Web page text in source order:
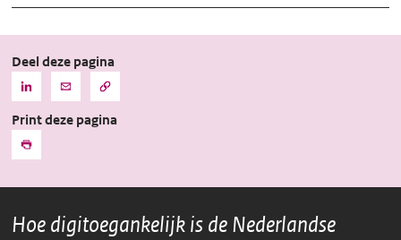
Deel deze pagina
Deel
pagina
via
LinkedIn
Deel
pagina
Kopieer
de
URL
naar
Print deze pagina
Print
Hoe digitoegankelijk is de Nederlandse